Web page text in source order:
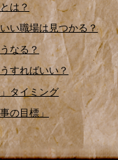
は？
い職場は見つかる？
なる？
すればいい？
タイミング
の目標」